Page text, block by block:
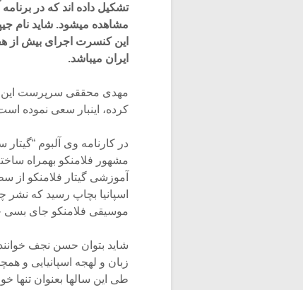
تشکیل داده اند که در
مشاهده میشود. شاید نام
این کنسرت اجرای بیش از
ایران میباشد.
مهدی محققی سرپرست این
کرده، اینبار سعی نموده
در کارنامه وی آلبوم “گیتار
مشهور فلامنکو بهمراه
آموزشی گیتار فلامنکو از
اسپانیا بچاپ رسید که نشر
موسیقی فلامنکو جای بسی
شاید بتوان حسن نجف
زبان و لهجه اسپانیایی و
طی این سالها بعنوان تنها